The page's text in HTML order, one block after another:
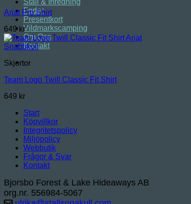
Stall & Inredning
Foder
Presentkort
Vildmarkscamping
Om Oss
Kontakt
Ariat Pro Shirt
649 kr
Snabbkoll
Skjortor
Team Logo Twill Classic Fit Shirt
649 kr
Start
Köpvillkor
Integritetspolicy
Miljöpolicy
Webbutik
Frågor & Svar
Kontakt
Bjorsbo Forest & Lake Hideaways AB
org.nr. 556984-5067